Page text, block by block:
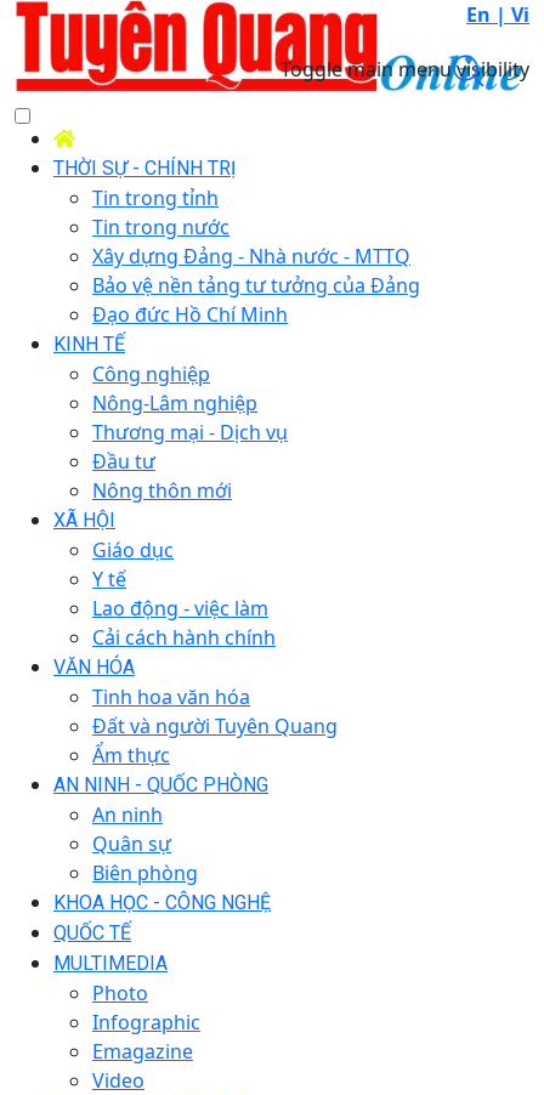
En | Vi
Toggle main menu visibility
THỜI SỰ - CHÍNH TRỊ
Tin trong tỉnh
Tin trong nước
Xây dựng Đảng - Nhà nước - MTTQ
Bảo vệ nền tảng tư tưởng của Đảng
Đạo đức Hồ Chí Minh
KINH TẾ
Công nghiệp
Nông-Lâm nghiệp
Thương mại - Dịch vụ
Đầu tư
Nông thôn mới
XÃ HỘI
Giáo dục
Y tế
Lao động - việc làm
Cải cách hành chính
VĂN HÓA
Tinh hoa văn hóa
Đất và người Tuyên Quang
Ẩm thực
AN NINH - QUỐC PHÒNG
An ninh
Quân sự
Biên phòng
KHOA HỌC - CÔNG NGHỆ
QUỐC TẾ
MULTIMEDIA
Photo
Infographic
Emagazine
Video